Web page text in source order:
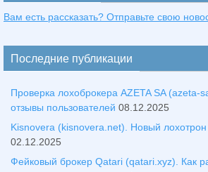
Вам есть рассказать? Отправьте свою
Последние публикации
Проверка лохоброкера AZETA SA (azeta-
отзывы пользователей 08.12.2025
Kisnovera (kisnovera.net). Новый
02.12.2025
Фейковый брокер Qatari (qatari.xyz). Как